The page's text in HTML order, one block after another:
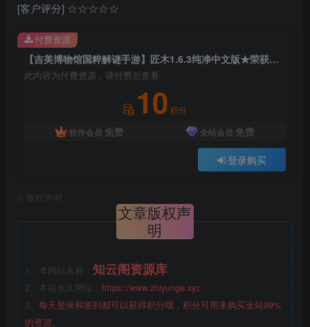
[客户评分] ☆☆☆☆☆
【吉美博物馆国粹解谜手游】匠木1.6.3纯净中文版★荣获多项国内外游戏大奖
此内容为付费资源，请付费后查看
10 积分
软件会员 免费 全站会员 免费
登录购买
付费资源
版权声明
文章版权声
明
1、本网站名称： 知云阁资源库
2、本站永久网址： https://www.zhiyunge.xyz
3、 每天登录和签到都可以获得积分哦，积分可用来购买全站99%
的资源。